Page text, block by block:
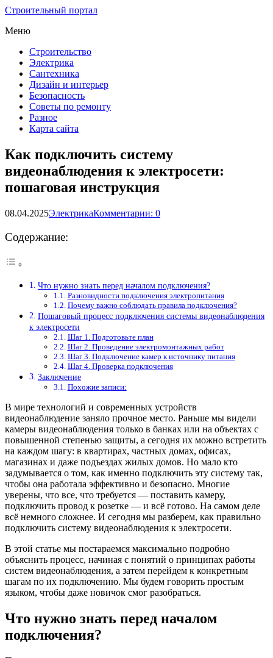
Строительный портал
Меню
Строительство
Электрика
Сантехника
Дизайн и интерьер
Безопасность
Советы по ремонту
Разное
Карта сайта
Как подключить систему
видеонаблюдения к электросети:
пошаговая инструкция
08.04.2025ЭлектрикаКомментарии: 0
Содержание:
Что нужно знать перед началом подключения?
Разновидности подключения электропитания
Почему важно соблюдать правила подключения?
Пошаговый процесс подключения системы видеонаблюдения
к электросети
Шаг 1. Подготовьте план
Шаг 2. Проведение электромонтажных работ
Шаг 3. Подключение камер к источнику питания
Шаг 4. Проверка подключения
Заключение
Похожие записи:
В мире технологий и современных устройств
видеонаблюдение заняло прочное место. Раньше мы видели
камеры видеонаблюдения только в банках или на объектах с
повышенной степенью защиты, а сегодня их можно встретить
на каждом шагу: в квартирах, частных домах, офисах,
магазинах и даже подъездах жилых домов. Но мало кто
задумывается о том, как именно подключить эту систему так,
чтобы она работала эффективно и безопасно. Многие
уверены, что все, что требуется — поставить камеру,
подключить провод к розетке — и всё готово. На самом деле
всё немного сложнее. И сегодня мы разберем, как правильно
подключить систему видеонаблюдения к электросети.
В этой статье мы постараемся максимально подробно
объяснить процесс, начиная с понятий о принципах работы
систем видеонаблюдения, а затем перейдем к конкретным
шагам по их подключению. Мы будем говорить простым
языком, чтобы даже новичок смог разобраться.
Что нужно знать перед началом
подключения?